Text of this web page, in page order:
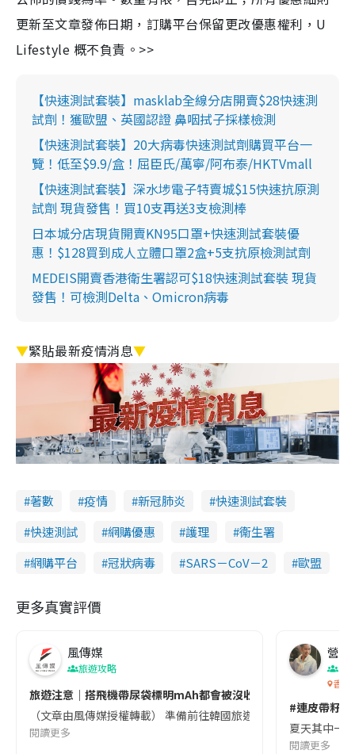
更新至文章發佈日期，訂購平台保留更改優惠權利，U
Lifestyle 概不負責。>>
【快速測試套裝】masklab全線分店開賣$28快速測
試劑！獲歐盟、英國認證 鼻咽拭子採樣檢測
【快速測試套裝】20大病毒快速測試劑購買平台一
覽！低至$9.9/盒！屈臣氏/萬寧/阿布泰/HKTVmall
【快速測試套裝】深水埗電子特賣城$15快速抗原測
試劑 現貨發售！買10支再送3支檢測棒
日本城分店現貨開賣KN95口罩+快速測試套裝優
惠！$128買到成人立體口罩2盒+5支抗原檢測試劑
MEDEIS開賣香港衛生署認可$18快速測試套裝 現貨
發售！可檢測Delta、Omicron病毒
▼緊貼最新疫情消息▼
著數 疫情 新冠肺炎
快速測試套裝
快速測試
網購優惠 護理
衞生署
網購平台
冠狀病毒 SARS－CoV－2 歐盟
更多真實評價
風傳媒
旅遊攻略
旅遊注意｜搭飛機帶尿袋標明mAh都會被沒收😱出發前切記檢查
（文章由風傳媒授權轉載） 準備前往韓國旅遊的民眾，近期要
閱讀更多
營養
香港
#連皮帶籽
夏天其中一
閱讀更多